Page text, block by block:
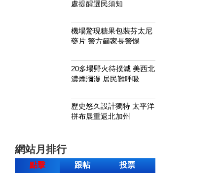
處提醒選民須知
機場驚現糖果包裝芬太尼
藥片 警方籲家長警惕
20多場野火待撲滅 美西北
濃煙瀰漫 居民難呼吸
歷史悠久設計獨特 太平洋
拼布展重返北加州
網站月排行
點擊 跟帖 投票